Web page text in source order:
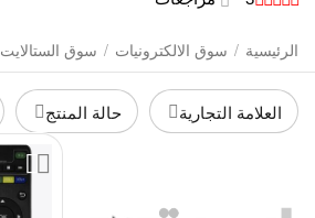
الرئيسية / سوق الالكترونيات / سوق الستالايت
العلامة التجارية حالة المنتج